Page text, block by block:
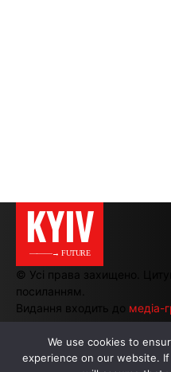
KYIV
———→ FUTURE
© Усі права захищено.
посиланням.
Видання входить до медіа-
We use cookies to
experience on our website.